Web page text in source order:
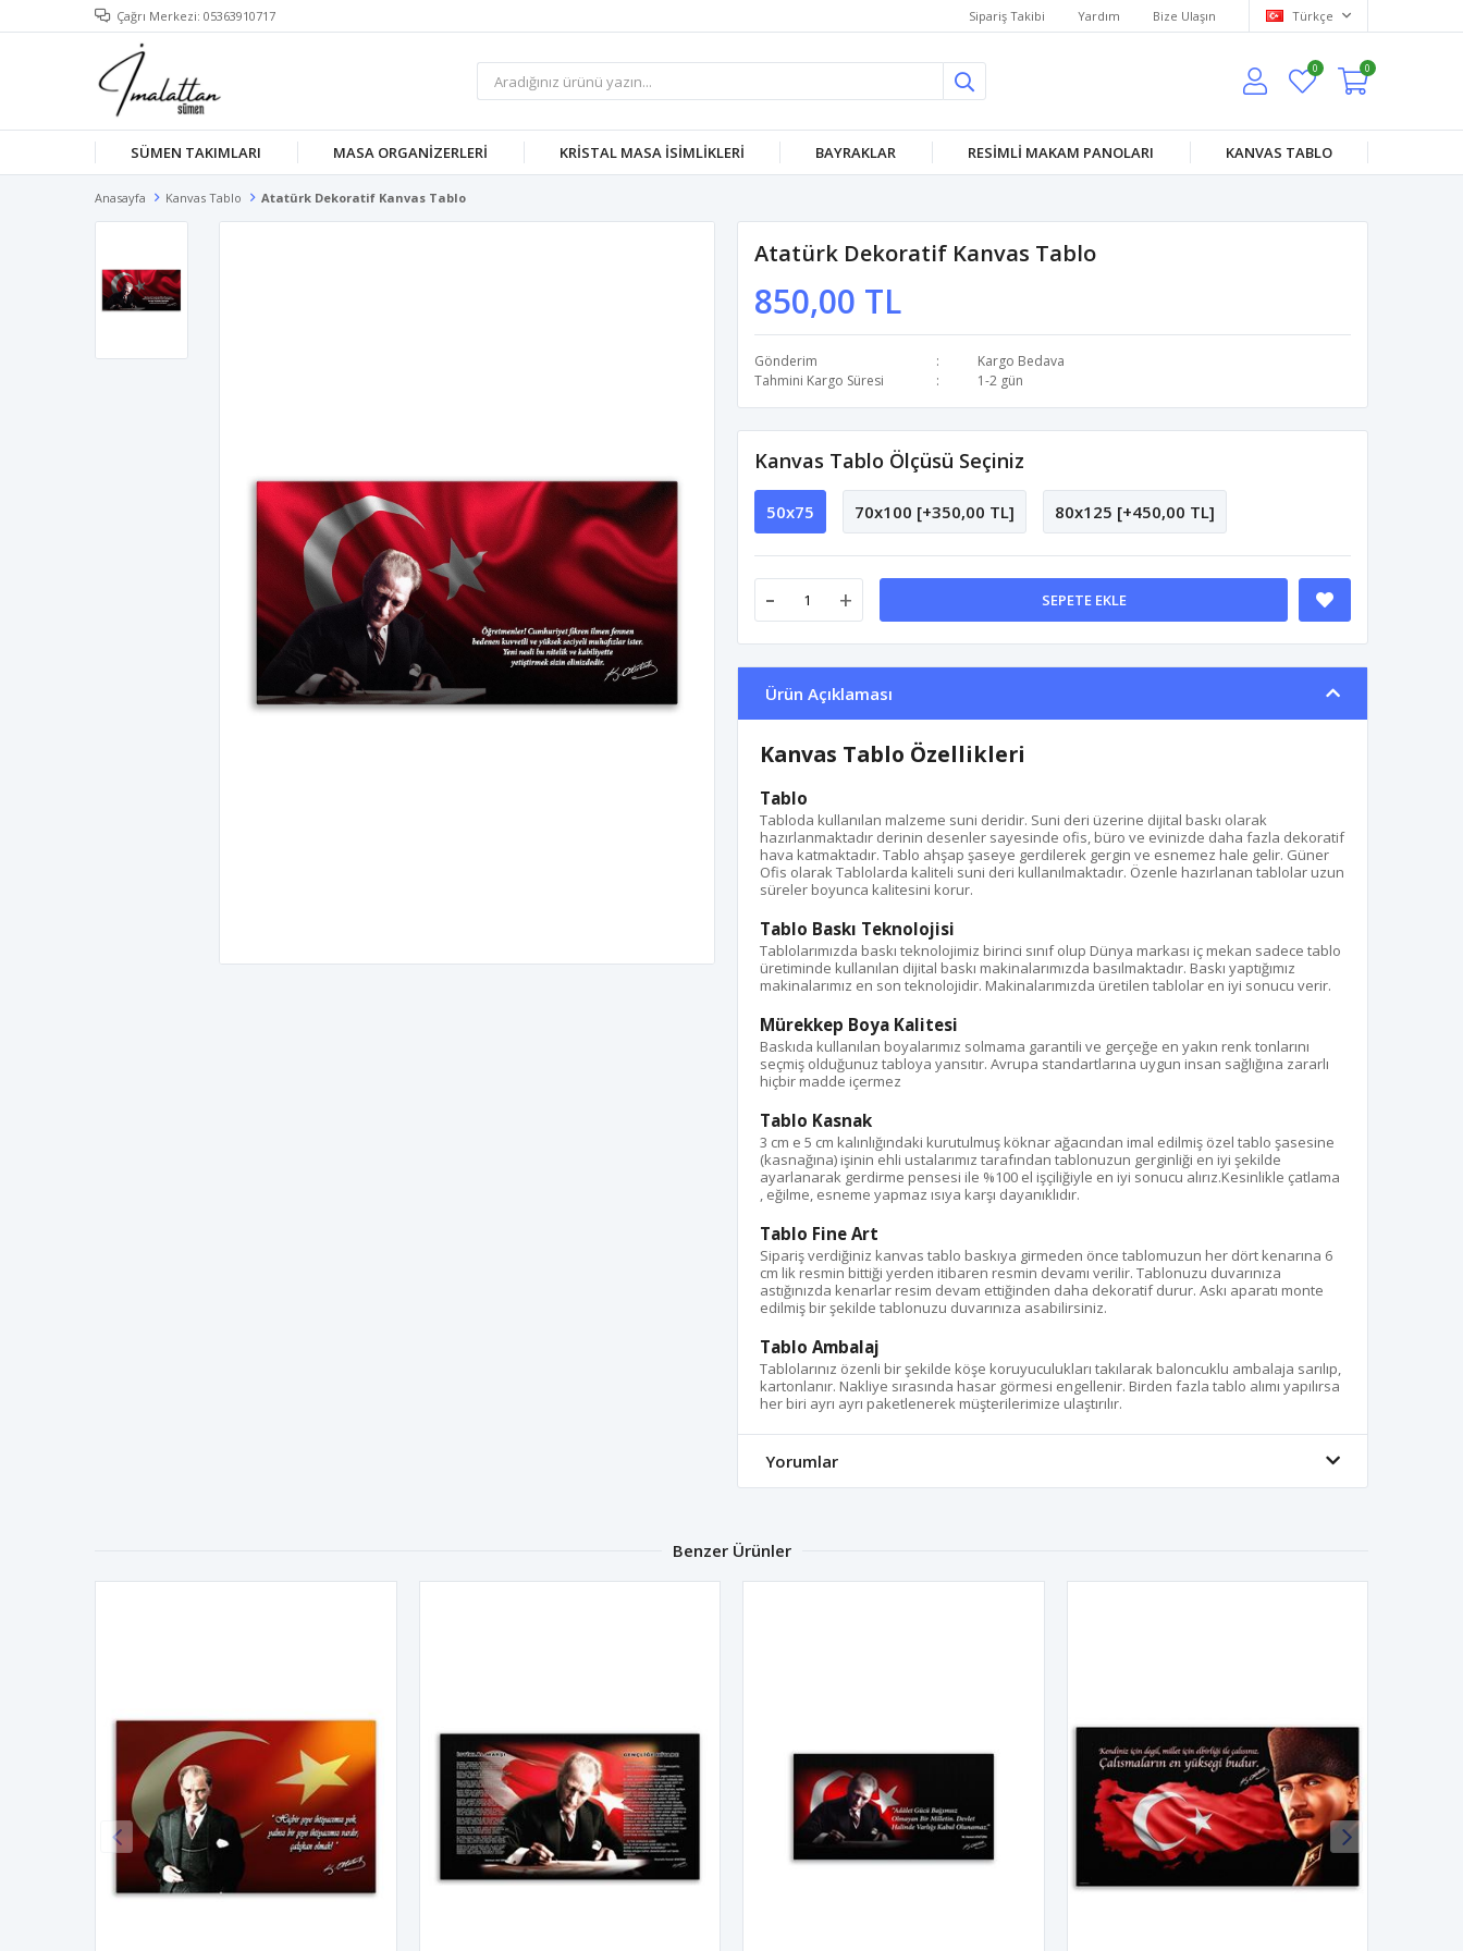
Çağrı Merkezi: 05363910717 Sipariş Takibi Yardım Bize Ulaşın Türkçe
0 0
SÜMEN TAKIMLARI MASA ORGANİZERLERİ KRISTAL MASA İSIMLIKLERI BAYRAKLAR RESİMLİ MAKAM PANOLARI KANVAS TABLO
Anasayfa Kanvas Tablo Atatürk Dekoratif Kanvas Tablo
Atatürk Dekoratif Kanvas Tablo
850,00 TL
Gönderim
Kargo Bedava
Tahmini Kargo Süresi
1-2 gün
Kanvas Tablo Ölçüsü Seçiniz
50x75 70x100 [+350,00 TL] 80x125 [+450,00 TL]
- + SEPETE EKLE
Ürün Açıklaması
Kanvas Tablo Özellikleri
Tablo
Tabloda kullanılan malzeme suni deridir. Suni deri üzerine dijital baskı olarak
hazırlanmaktadır derinin desenler sayesinde ofis, büro ve evinizde daha fazla dekoratif
hava katmaktadır. Tablo ahşap şaseye gerdilerek gergin ve esnemez hale gelir. Güner
Ofis olarak Tablolarda kaliteli suni deri kullanılmaktadır. Özenle hazırlanan tablolar uzun
süreler boyunca kalitesini korur.
Tablo Baskı Teknolojisi
Tablolarımızda baskı teknolojimiz birinci sınıf olup Dünya markası iç mekan sadece tablo
üretiminde kullanılan dijital baskı makinalarımızda basılmaktadır. Baskı yaptığımız
makinalarımız en son teknolojidir. Makinalarımızda üretilen tablolar en iyi sonucu verir.
Mürekkep Boya Kalitesi
Baskıda kullanılan boyalarımız solmama garantili ve gerçeğe en yakın renk tonlarını
seçmiş olduğunuz tabloya yansıtır. Avrupa standartlarına uygun insan sağlığına zararlı
hiçbir madde içermez
Tablo Kasnak
3 cm e 5 cm kalınlığındaki kurutulmuş köknar ağacından imal edilmiş özel tablo şasesine
(kasnağına) işinin ehli ustalarımız tarafından tablonuzun gerginliği en iyi şekilde
ayarlanarak gerdirme pensesi ile %100 el işçiliğiyle en iyi sonucu alırız.Kesinlikle çatlama
, eğilme, esneme yapmaz ısıya karşı dayanıklıdır.
Tablo Fine Art
Sipariş verdiğiniz kanvas tablo baskıya girmeden önce tablomuzun her dört kenarına 6
cm lik resmin bittiği yerden itibaren resmin devamı verilir. Tablonuzu duvarınıza
astığınızda kenarlar resim devam ettiğinden daha dekoratif durur. Askı aparatı monte
edilmiş bir şekilde tablonuzu duvarınıza asabilirsiniz.
Tablo Ambalaj
Tablolarınız özenli bir şekilde köşe koruyuculukları takılarak baloncuklu ambalaja sarılıp,
kartonlanır. Nakliye sırasında hasar görmesi engellenir. Birden fazla tablo alımı yapılırsa
her biri ayrı ayrı paketlenerek müşterilerimize ulaştırılır.
Yorumlar
Benzer Ürünler